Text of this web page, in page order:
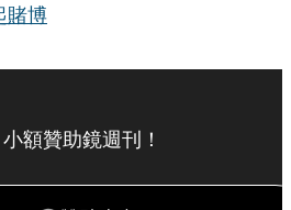
賭博
額贊助鏡週刊！